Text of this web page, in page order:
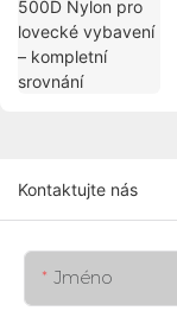
Kontaktujte nás
Jméno